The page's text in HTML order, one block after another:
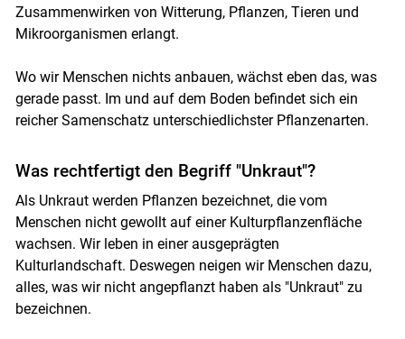
Zusammenwirken von Witterung, Pflanzen, Tieren und
Mikroorganismen erlangt.
Wo wir Menschen nichts anbauen, wächst eben das, was
gerade passt. Im und auf dem Boden befindet sich ein
reicher Samenschatz unterschiedlichster Pflanzenarten.
Was rechtfertigt den Begriff "Unkraut"?
Als Unkraut werden Pflanzen bezeichnet, die vom
Menschen nicht gewollt auf einer Kulturpflanzenfläche
wachsen. Wir leben in einer ausgeprägten
Kulturlandschaft. Deswegen neigen wir Menschen dazu,
alles, was wir nicht angepflanzt haben als "Unkraut" zu
bezeichnen.